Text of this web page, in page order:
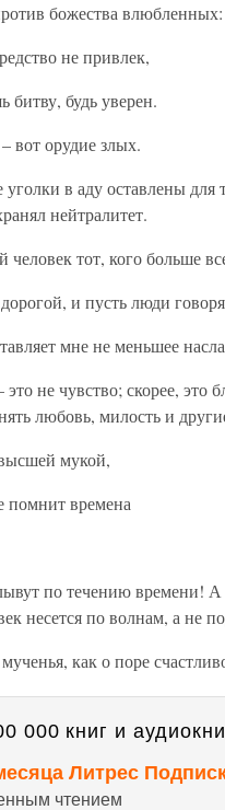
божества влюбленных:
не привлек,
битву, будь уверен.
вот орудие злых.
в аду оставлены
нейтралитет.
тот, кого больше
и пусть люди
мне не меньшее
это не чувство; скорее,
любовь, милость и
мукой,
помнит времена
по течению времени!
несется по волнам, а не
как о поре
000 книг и
Литрес
чтением